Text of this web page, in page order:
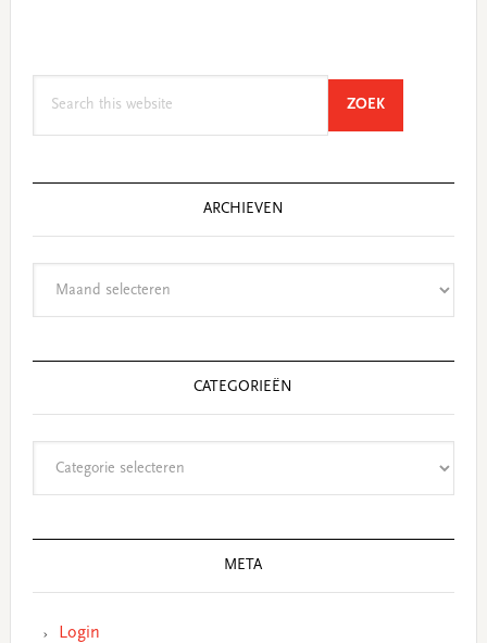
ZOEKSEARCH
ARCHIEVEN
CATEGORIEËN
META
Login